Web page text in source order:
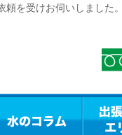
を受けお伺いしました